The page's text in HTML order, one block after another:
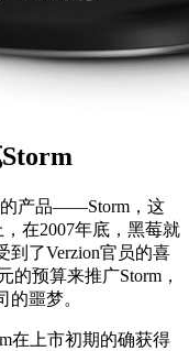
的产品——Storm，这
在2007年底，黑莓就
到了Verzion官员的喜
的预算来推广Storm，
噩梦。
在上市初期的确获得